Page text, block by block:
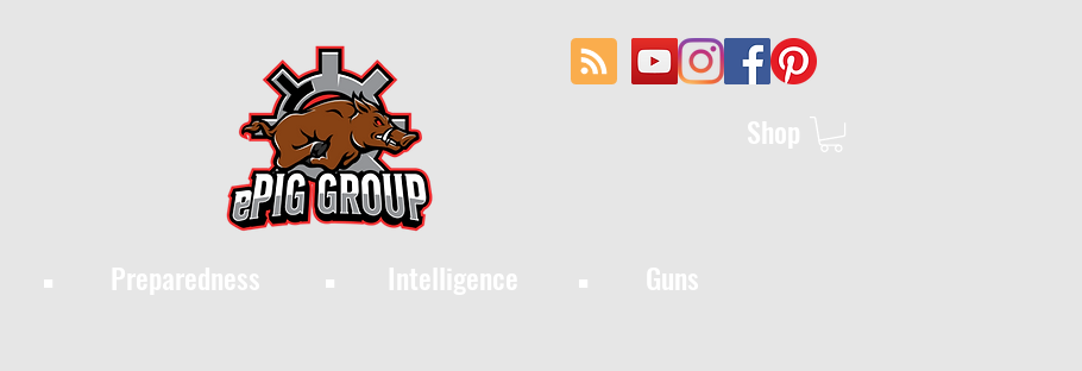
Shop
· Preparedness Intelligence Guns
·
·